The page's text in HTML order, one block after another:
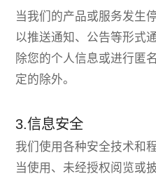
当我们的产品或服务发生
以推送通知、公告等形式
除您的个人信息或进行匿
定的除外。
3.信息安全
我们使用各种安全技术和
当使用、未经授权阅览或